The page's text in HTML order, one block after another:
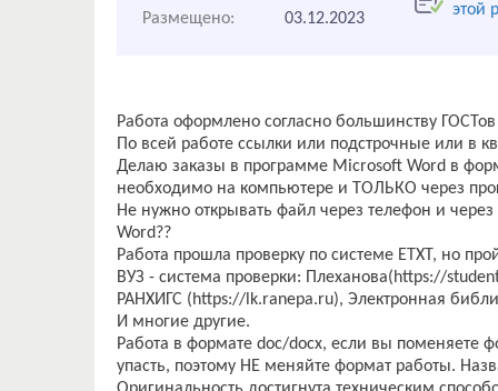
этой
Размещено: 03.12.2023
Работа оформлено согласно большинству ГОСТов
По всей работе ссылки или подстрочные или в
Делаю заказы в программе Microsoft Word в
необходимо на компьютере и ТОЛЬКО через
Не нужно открывать файл через телефон и
Word??
Работа прошла проверку по системе ЕТХТ, но
ВУЗ - система проверки: Плеханова(https://
РАНХИГС (https://lk.ranepa.ru), Электронная
И многие другие.
Работа в формате doc/docx, если вы поменяете
упасть, поэтому НЕ меняйте формат работы.